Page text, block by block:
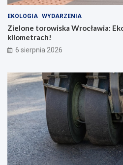
EKOLOGIA WYDARZENIA
Zielone torowiska Wrocławia:
kilometrach!
6 sierpnia 2026